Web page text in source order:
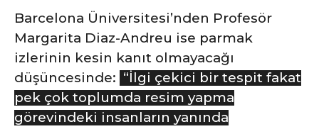
Barcelona Üniversitesi’nden Profesör
Margarita Diaz-Andreu ise parmak
izlerinin kesin kanıt olmayacağı
düşüncesinde: “İlgi çekici bir tespit fakat
pek çok toplumda resim yapma
görevindeki insanların yanında